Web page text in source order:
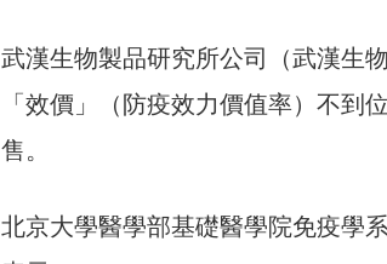
武漢生物製品研究所公司（武漢生
「效價」（防疫效力價值率）不到
售。
北京大學醫學部基礎醫學院免疫學